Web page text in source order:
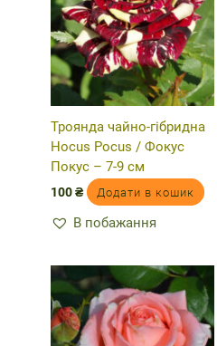
Троянда чайно-гібридна
Hocus Pocus / Фокус
Покус – 7-9 см
100₴ Додати в кошик
В побажання